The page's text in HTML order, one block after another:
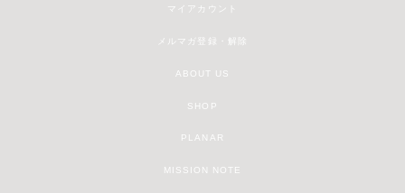
マイアカウント
メルマガ登録・解除
ABOUT US
SHOP
PLANAR
MISSION NOTE